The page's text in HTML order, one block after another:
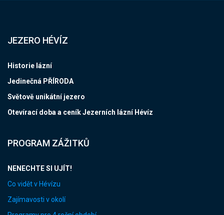
JEZERO HÉVÍZ
Historie lázní
Jedinečná PŘÍRODA
Světově unikátní jezero
Otevírací doba a ceník Jezerních lázní Hévíz
PROGRAM ZÁŽITKŮ
NENECHTE SI UJÍT!
Co vidět v Hévízu
Zajímavosti v okolí